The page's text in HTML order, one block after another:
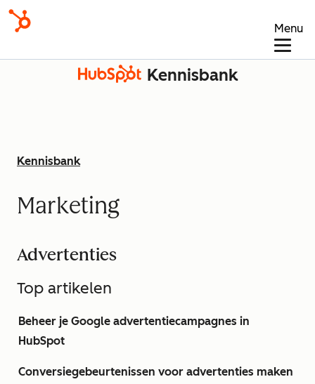
Menu
Kennisbank
Kennisbank
Marketing
Advertenties
Top artikelen
Beheer je Google advertentiecampagnes in
HubSpot
Conversiegebeurtenissen voor advertenties maken